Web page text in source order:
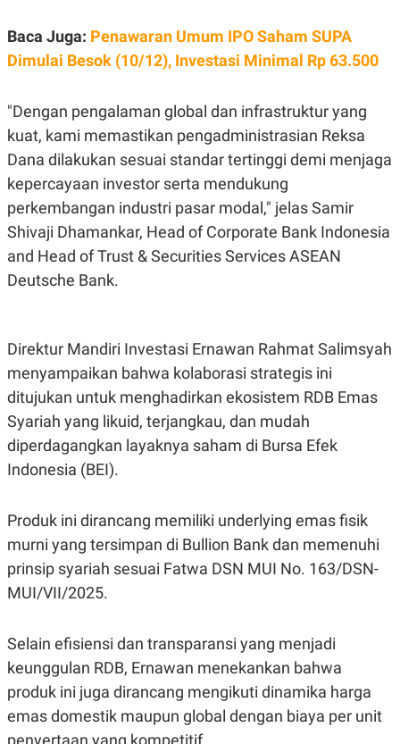
A
E
V
R
S
I
N
G
M
E
D
A
I
SITEMAPPROFILE TERM
OF
USE
PEDOMAN
PEMBERITAAN
SIBER
PRIVACY
Baca Juga: Penawaran Umum IPO Saham SUPA
Dimulai Besok (10/12), Investasi Minimal Rp 63.500
"Dengan pengalaman global dan infrastruktur yang
kuat, kami memastikan pengadministrasian Reksa
Dana dilakukan sesuai standar tertinggi demi menjaga
kepercayaan investor serta mendukung
perkembangan industri pasar modal," jelas Samir
Shivaji Dhamankar, Head of Corporate Bank Indonesia
and Head of Trust & Securities Services ASEAN
Deutsche Bank.
Direktur Mandiri Investasi Ernawan Rahmat Salimsyah
menyampaikan bahwa kolaborasi strategis ini
ditujukan untuk menghadirkan ekosistem RDB Emas
Syariah yang likuid, terjangkau, dan mudah
diperdagangkan layaknya saham di Bursa Efek
Indonesia (BEI).
Produk ini dirancang memiliki underlying emas fisik
murni yang tersimpan di Bullion Bank dan memenuhi
prinsip syariah sesuai Fatwa DSN MUI No. 163/DSN-
MUI/VII/2025.
Selain efisiensi dan transparansi yang menjadi
keunggulan RDB, Ernawan menekankan bahwa
produk ini juga dirancang mengikuti dinamika harga
emas domestik maupun global dengan biaya per unit
penyertaan yang kompetitif.